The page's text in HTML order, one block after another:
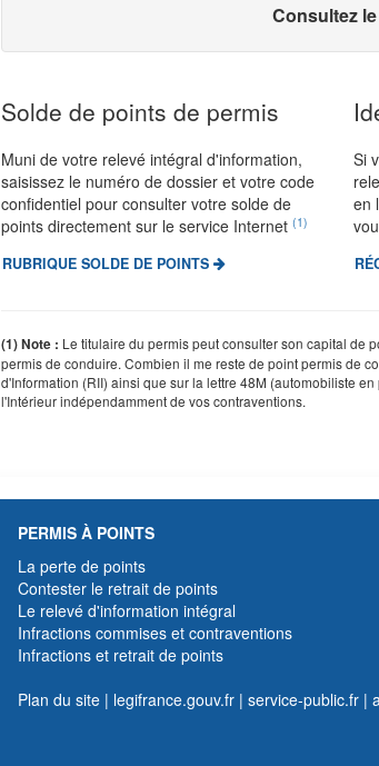
Consultez
Solde de points de permis
Muni de votre relevé intégral d'information,
saisissez le numéro de dossier et votre code
confidentiel pour consulter votre solde de
points directement sur le service Internet (1)
RUBRIQUE SOLDE DE POINTS
Si
en
(1) Note : Le titulaire du permis peut consulter son capital de
permis de conduire. Combien il me reste de point permis de
d'Information (RII) ainsi que sur la lettre 48M (automobiliste
l'Intérieur indépendamment de vos contraventions.
PERMIS À POINTS
La perte de points
Contester le retrait de points
Le relevé d'information intégral
Infractions commises et contraventions
Infractions et retrait de points
Plan du site | legifrance.gouv.fr | service-public.fr |